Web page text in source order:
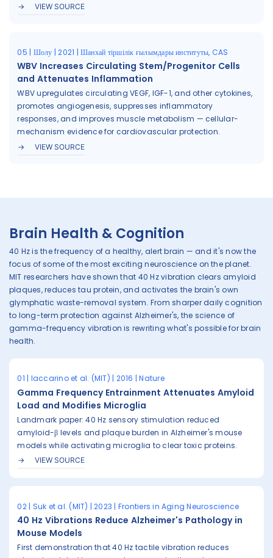
VIEW SOURCE
05 | Шолу | 2021 | Шанхай тіршілік ғылымдары институты, CAS
WBV Increases Circulating Stem/Progenitor Cells
and Attenuates Inflammation
WBV upregulates circulating VEGF, IGF-1, and other cytokines,
promotes angiogenesis, suppresses inflammatory
responses, and improves muscle metabolism — cellular-
mechanism evidence for cardiovascular protection.
VIEW SOURCE
Brain Health & Cognition
40 Hz is the frequency of a healthy, alert brain — and it's now the
focus of some of the most exciting neuroscience on the planet.
MIT researchers have shown that 40 Hz vibration clears amyloid
plaques, reduces tau protein, and activates the brain's own
glymphatic waste-removal system. From sharper daily cognition
to long-term protection against Alzheimer's, the science of
gamma-frequency vibration is rewriting what's possible for brain
health.
01 | Iaccarino et al. (MIT) | 2016 | Nature
Gamma Frequency Entrainment Attenuates Amyloid
Load and Modifies Microglia
Landmark paper: 40 Hz sensory stimulation reduced
amyloid-β levels and plaque burden in Alzheimer's mouse
models while activating microglia to clear toxic proteins.
VIEW SOURCE
02 | Suk et al. (MIT) | 2023 | Frontiers in Aging Neuroscience
40 Hz Vibrations Reduce Alzheimer's Pathology in
Mouse Models
First demonstration that 40 Hz tactile vibration reduces